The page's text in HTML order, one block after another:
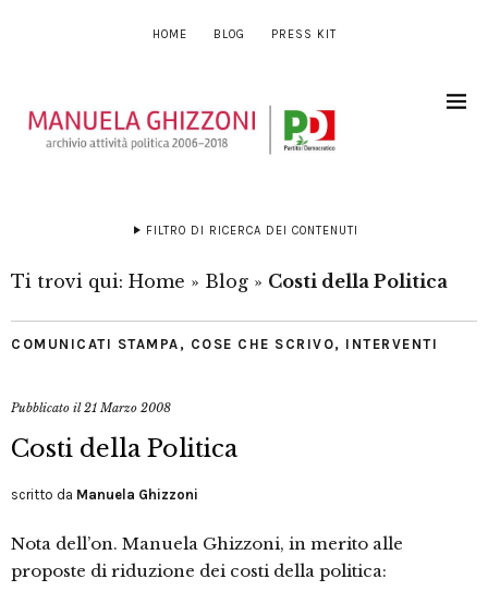
HOME BLOG PRESS KIT
FILTRO DI RICERCA DEI CONTENUTI
Ti trovi qui: Home » Blog » Costi della Politica
COMUNICATI STAMPA , COSE CHE SCRIVO, INTERVENTI
Pubblicato il21 Marzo 2008
Costi della Politica
scritto da Manuela Ghizzoni
Nota dell’on. Manuela Ghizzoni, in merito alle
proposte di riduzione dei costi della politica: